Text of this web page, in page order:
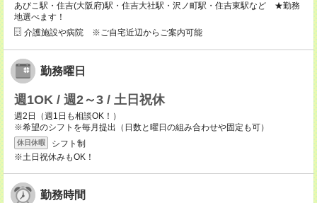
あびこ駅・住吉(大阪府)駅・住吉大社駅・沢ノ町駅・住吉東駅など ★勤務
地選べます！
介護施設や病院 ※ご自宅近辺からご案内可能
勤務曜日
週1OK / 週2～3 / 土日祝休
週2日（週1日も相談OK！）
※希望のシフトを毎月提出（日数と曜日の組み合わせや固定も可）
休日休暇
シフト制
※土日祝休みもOK！
勤務時間